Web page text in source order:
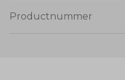
Productnummer